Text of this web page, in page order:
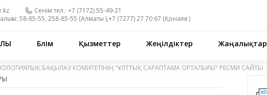
Сенім тел.: +7 (7172) 55-49-21
58-85-55, 258-85-55 (Алматы ),+7 (7277) 27 70 67 (Қонаев)
Бөлім Қызметтер Жеңілдіктер Жаңалықтар
БАҚЫЛАУ КОМИТЕТІНІҢ "ҰЛТТЫҚ САРАПТАМА ОРТАЛЫҒЫ" РЕСМИ САЙТЫ